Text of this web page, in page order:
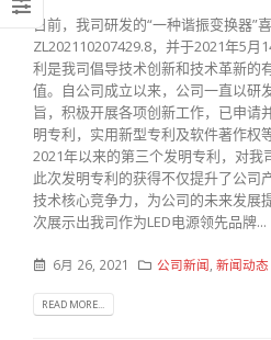
日前，我司研发的“一种谐振变换器”
ZL202110207429.8，并于2021年5月
利是我司倡导技术创新和技术革新的
值。自公司成立以来，公司一直以研
旨，积极开展各项创新工作，已申请
明专利，实用新型专利及软件著作权
2021年以来的第三个发明专利，对我
此次发明专利的获得不仅提升了公司
技术核心竞争力，为公司的未来发展
次展示出我司作为LED电源领先品牌...
6月 26, 2021 公司新闻 ,新闻动态
READ MORE...